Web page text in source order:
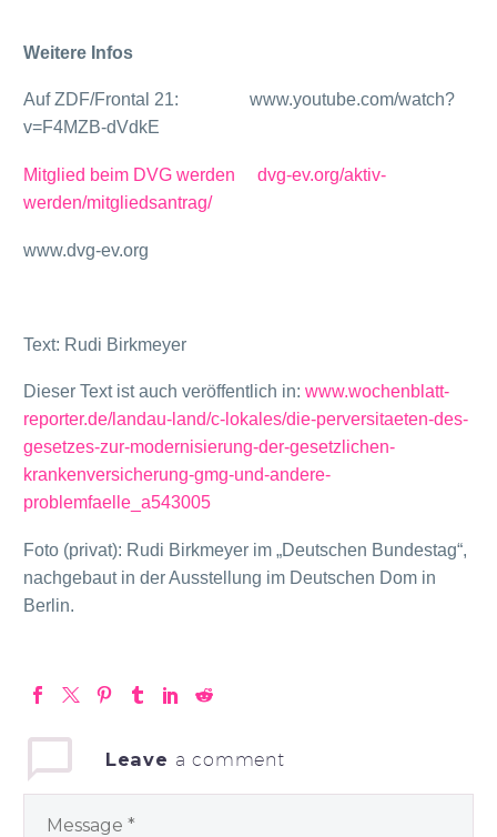
Weitere Infos
Auf ZDF/Frontal 21: www.youtube.com/watch?
v=F4MZB-dVdkE
Mitglied beim DVG werden dvg-ev.org/aktiv-
werden/mitgliedsantrag/
www.dvg-ev.org
Text: Rudi Birkmeyer
Dieser Text ist auch veröffentlich in: www.wochenblatt-
reporter.de/landau-land/c-lokales/die-perversitaeten-des-
gesetzes-zur-modernisierung-der-gesetzlichen-
krankenversicherung-gmg-und-andere-
problemfaelle_a543005
Foto (privat): Rudi Birkmeyer im „Deutschen Bundestag“,
nachgebaut in der Ausstellung im Deutschen Dom in
Berlin.
Leave a comment